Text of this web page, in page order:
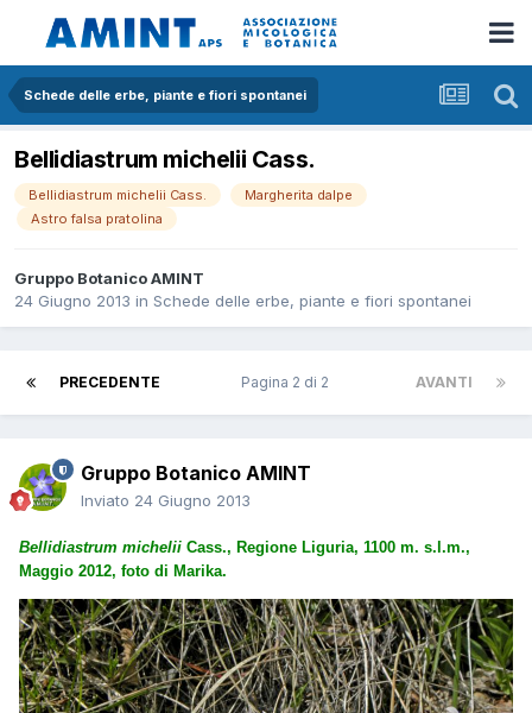
Schede delle erbe, piante e fiori spontanei
Bellidiastrum michelii Cass.
Bellidiastrum michelii Cass.
Margherita dalpe
Astro falsa pratolina
Gruppo Botanico AMINT
24 Giugno 2013 in Schede delle erbe, piante e fiori spontanei
PRECEDENTE AVANTI
Pagina 2 di 2
Gruppo Botanico AMINT
Inviato 24 Giugno 2013
Bellidiastrum michelii Cass., Regione Liguria, 1100 m. s.l.m.,
Maggio 2012, foto di Marika.